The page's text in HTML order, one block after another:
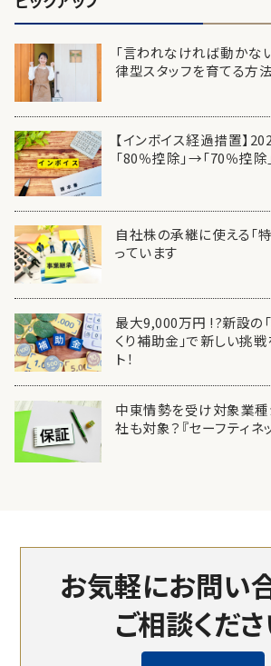
「言われなければ動かな
律型スタッフを育てる方
【インボイス経過措置】
「80％控除」→「70％控除
自社株の承継に使える「
っています
最大9,000万円 !?新設の
くり補助金」で新しい挑
ト！
中東情勢を受け対象業種
社も対象？『セーフティネ
お気軽にお問い
ご相談くだ